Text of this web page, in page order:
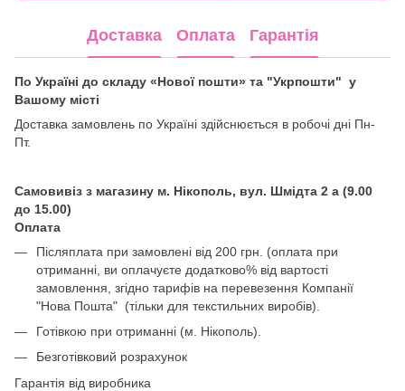
Доставка Оплата Гарантія
По Україні до складу «Нової пошти» та "Укрпошти" у
Вашому місті
Доставка замовлень по Україні здійснюється в робочі дні Пн-
Пт.
Самовивіз з магазину м. Нікополь, вул. Шмідта 2 а (9.00
до 15.00)
Оплата
Післяплата при замовлені від 200 грн. (оплата при
отриманні, ви оплачуєте додатково% від вартості
замовлення, згідно тарифів на перевезення Компанії
"Нова Пошта" (тільки для текстильних виробів).
Готівкою при отриманні (м. Нікополь).
Безготівковий розрахунок
Гарантія від виробника